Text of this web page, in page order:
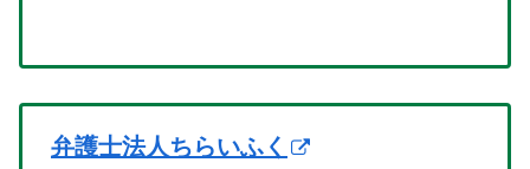
弁護士法人ちらいふく